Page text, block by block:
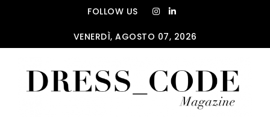
FOLLOW US
VENERDÌ, AGOSTO 07, 2026